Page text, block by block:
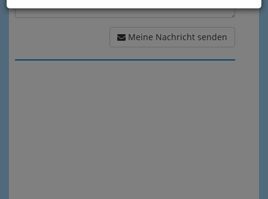
Meine Nachricht senden